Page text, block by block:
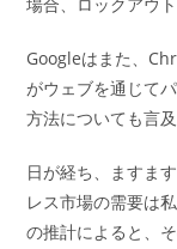
Googleはまた、
がウェブを通じて
方法についても言及
日が経ち、ますま
レス市場の需要は
の推計によると、